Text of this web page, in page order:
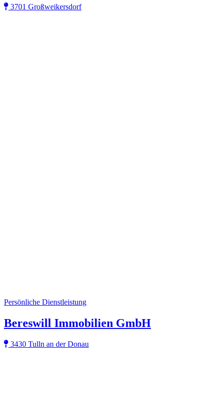
3701 Großweikersdorf
Persönliche Dienstleistung
Bereswill Immobilien GmbH
3430 Tulln an der Donau